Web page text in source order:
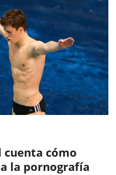
cuenta cómo
la pornografía